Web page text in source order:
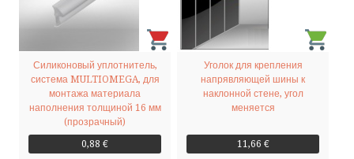
Силиконовый уплотнитель,
система MULTIOMEGA, для
монтажа материала
наполнения толщиной 16 мм
(прозрачный)
0,88 €
Уголок для крепления
напрявляющей шины к
наклонной стене, угол
меняется
11,66 €